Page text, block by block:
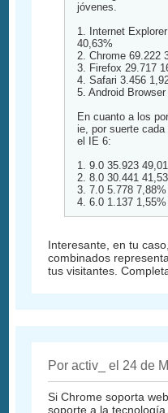
jóvenes.
1. Internet
40,63%
2. Chrome 69.222
3. Firefox 29.717
4. Safari 3.456
5. Android
En cuanto a los
ie, por suerte
el IE 6:
1. 9.0 35.923
2. 8.0 30.441
3. 7.0 5.778 7,88%
4. 6.0 1.137 1,55%
Interesante, en tu
combinados
tus visitantes.
Por activ_ el 24 de
Si Chrome soporta
soporte a la